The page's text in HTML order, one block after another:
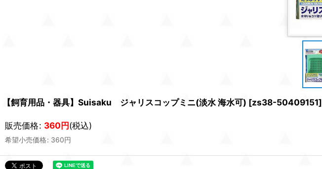
【飼育用品・器具】Suisaku ジャリスコップミニ(淡水 海水可) [zs38-50409151]
販売価格: 360円(税込)
希望小売価格: 360円